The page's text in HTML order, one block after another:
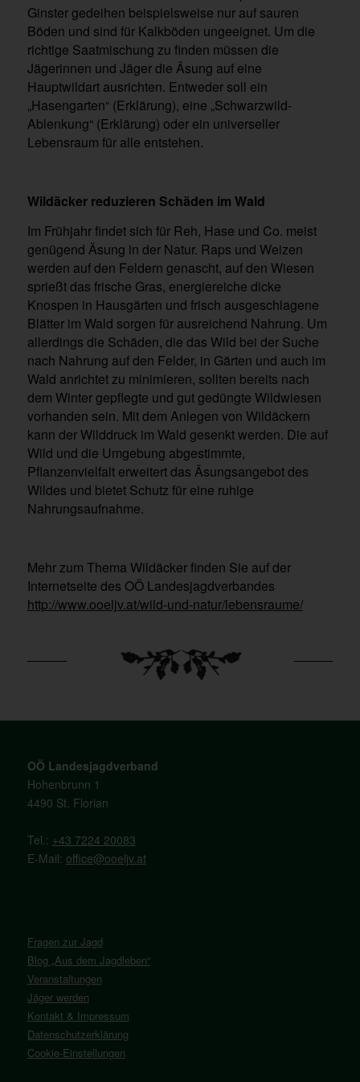
Ginster gedeihen beispielsweise nur auf sauren
Böden und sind für Kalkböden ungeeignet. Um die
richtige Saatmischung zu finden müssen die
Jägerinnen und Jäger die Äsung auf eine
Hauptwildart ausrichten. Entweder soll ein
„Hasengarten“ (Erklärung), eine „Schwarzwild-
Ablenkung“ (Erklärung) oder ein universeller
Lebensraum für alle entstehen.
Wildäcker reduzieren Schäden im Wald
Im Frühjahr findet sich für Reh, Hase und Co. meist
genügend Äsung in der Natur. Raps und Weizen
werden auf den Feldern genascht, auf den Wiesen
sprießt das frische Gras, energiereiche dicke
Knospen in Hausgärten und frisch ausgeschlagene
Blätter im Wald sorgen für ausreichend Nahrung. Um
allerdings die Schäden, die das Wild bei der Suche
nach Nahrung auf den Felder, in Gärten und auch im
Wald anrichtet zu minimieren, sollten bereits nach
dem Winter gepflegte und gut gedüngte Wildwiesen
vorhanden sein. Mit dem Anlegen von Wildäckern
kann der Wilddruck im Wald gesenkt werden. Die auf
Wild und die Umgebung abgestimmte,
Pflanzenvielfalt erweitert das Äsungsangebot des
Wildes und bietet Schutz für eine ruhige
Nahrungsaufnahme.
Mehr zum Thema Wildäcker finden Sie auf der
Internetseite des OÖ Landesjagdverbandes
http://www.ooeljv.at/wild-und-natur/lebensraume/
OÖ Landesjagdverband
Hohenbrunn 1
4490 St. Florian
Tel.: +43 7224 20083
E-Mail: office@ooeljv.at
Fragen zur Jagd
Blog „Aus dem Jagdleben“
Veranstaltungen
Jäger werden
Kontakt & Impressum
Datenschutzerklärung
Cookie-Einstellungen